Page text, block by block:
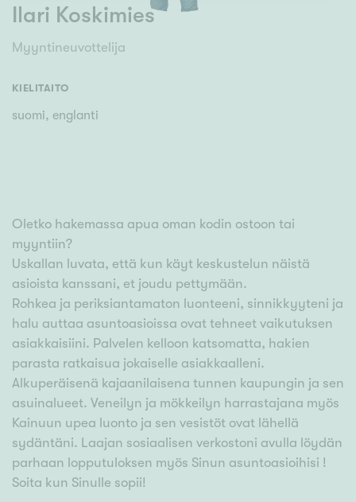
Ilari Koskimies
Myyntineuvottelija
KIELITAITO
suomi, englanti
Oletko hakemassa apua oman kodin ostoon tai
myyntiin?
Uskallan luvata, että kun käyt keskustelun näistä
asioista kanssani, et joudu pettymään.
Rohkea ja periksiantamaton luonteeni, sinnikkyyteni ja
halu auttaa asuntoasioissa ovat tehneet vaikutuksen
asiakkaisiini. Palvelen kelloon katsomatta, hakien
parasta ratkaisua jokaiselle asiakkaalleni.
Alkuperäisenä kajaanilaisena tunnen kaupungin ja sen
asuinalueet. Veneilyn ja mökkeilyn harrastajana myös
Kainuun upea luonto ja sen vesistöt ovat lähellä
sydäntäni. Laajan sosiaalisen verkostoni avulla löydän
parhaan lopputuloksen myös Sinun asuntoasioihisi !
Soita kun Sinulle sopii!